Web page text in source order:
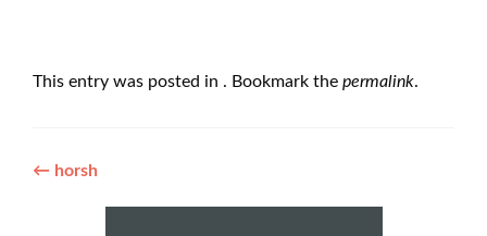
This entry was posted in . Bookmark the permalink.
Post
navigation
← horsh